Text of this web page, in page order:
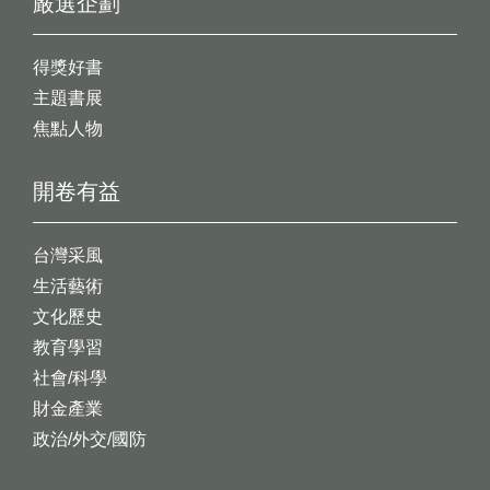
開卷有益
台灣采風
生活藝術
文化歷史
教育學習
社會/科學
財金產業
政治/外交/國防
得獎好書
主題書展
焦點人物